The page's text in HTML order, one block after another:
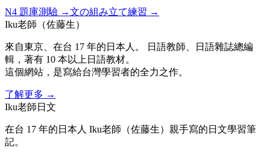
N4 題庫測驗 →文の組み立て練習 →
Iku老師（佐藤生）
來自東京、在台 17 年的日本人。 日語教師、日語雜誌總編
輯，著有 10 本以上日語教材。
這個網站，是寫給台灣學習者的全力之作。
了解更多 →
Iku老師日文
在台 17 年的日本人 Iku老師（佐藤生）親手寫的日文學習筆
記。